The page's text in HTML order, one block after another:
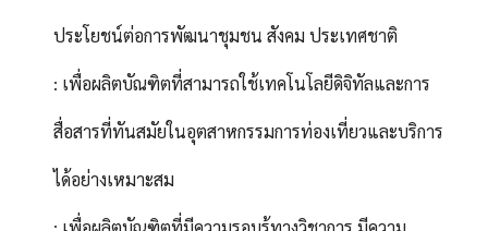
ประโยชน์ต่อการพัฒนาชุมชน สังคม ประเทศชาติ
: เพื่อผลิตบัณฑิตที่สามารถใช้เทคโนโลยีดิจิทัลและการ
สื่อสารที่ทันสมัยในอุตสาหกรรมการท่องเที่ยวและบริการ
ได้อย่างเหมาะสม